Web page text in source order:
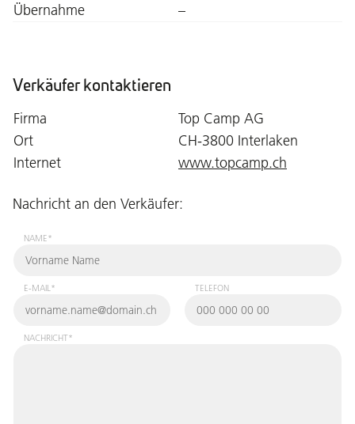
Übernahme
–
Verkäufer kontaktieren
Firma
Top Camp AG
Ort
CH-3800 Interlaken
Internet
www.topcamp.ch
Nachricht an den Verkäufer:
NAME*
E-MAIL* TELEFON
NACHRICHT*